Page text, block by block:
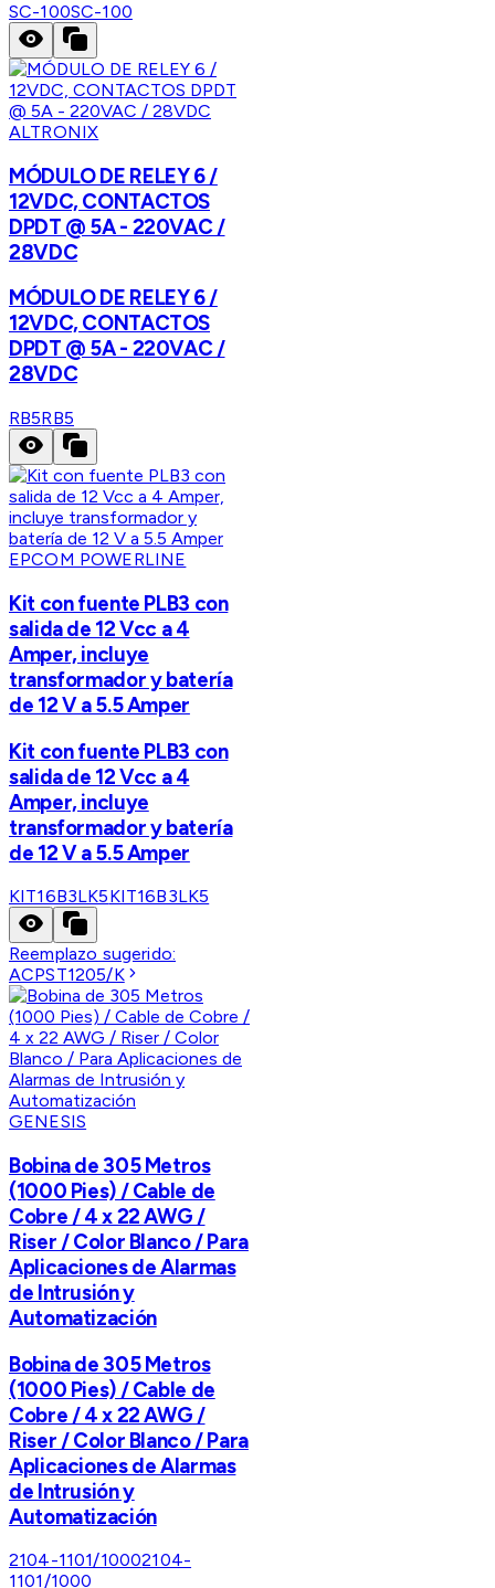
SC-100SC-100
ALTRONIX
MÓDULO DE RELEY 6 /
12VDC, CONTACTOS
DPDT @ 5A - 220VAC /
28VDC
MÓDULO DE RELEY 6 /
12VDC, CONTACTOS
DPDT @ 5A - 220VAC /
28VDC
RB5RB5
EPCOM POWERLINE
Kit con fuente PLB3 con
salida de 12 Vcc a 4
Amper, incluye
transformador y batería
de 12 V a 5.5 Amper
Kit con fuente PLB3 con
salida de 12 Vcc a 4
Amper, incluye
transformador y batería
de 12 V a 5.5 Amper
KIT16B3LK5KIT16B3LK5
Reemplazo sugerido:
ACPST1205/K
GENESIS
Bobina de 305 Metros
(1000 Pies) / Cable de
Cobre / 4 x 22 AWG /
Riser / Color Blanco / Para
Aplicaciones de Alarmas
de Intrusión y
Automatización
Bobina de 305 Metros
(1000 Pies) / Cable de
Cobre / 4 x 22 AWG /
Riser / Color Blanco / Para
Aplicaciones de Alarmas
de Intrusión y
Automatización
2104-1101/10002104-
1101/1000